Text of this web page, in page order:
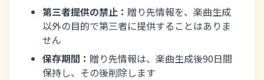
第三者提供の禁止： 贈り先情報を、楽曲生成
以外の目的で第三者に提供することはありま
せん
保存期間： 贈り先情報は、楽曲生成後90日間
保持し、その後削除します